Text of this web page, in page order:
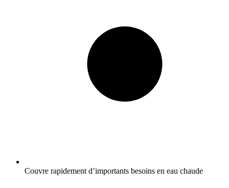
Couvre rapidement d’importants besoins en eau chaude